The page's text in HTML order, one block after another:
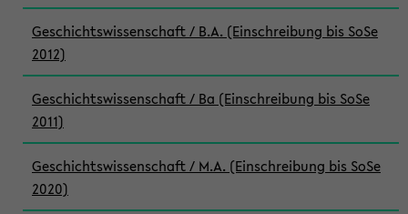
Geschichtswissenschaft / B.A. (Einschreibung bis SoSe
2012)
Geschichtswissenschaft / Ba (Einschreibung bis SoSe
2011)
Geschichtswissenschaft / M.A. (Einschreibung bis SoSe
2020)